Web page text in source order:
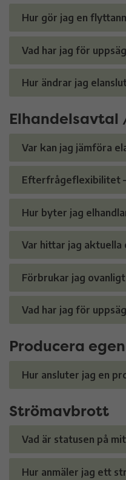
Hur gör jag en
Vad har jag för
Hur ändrar jag
Elhandelsavtal
Var kan jag jämföra
Efterfrågeflexibilitet
Hur byter jag
Var hittar jag aktuella
Förbrukar jag
Vad har jag för
Producera
Hur ansluter jag en
Strömavbrott
Vad är statusen på
Hur anmäler jag ett